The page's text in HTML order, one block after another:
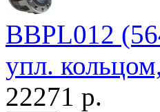
BBPL012
упл.
22271 р.